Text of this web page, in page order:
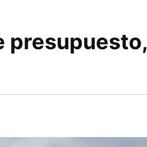
presupuesto,